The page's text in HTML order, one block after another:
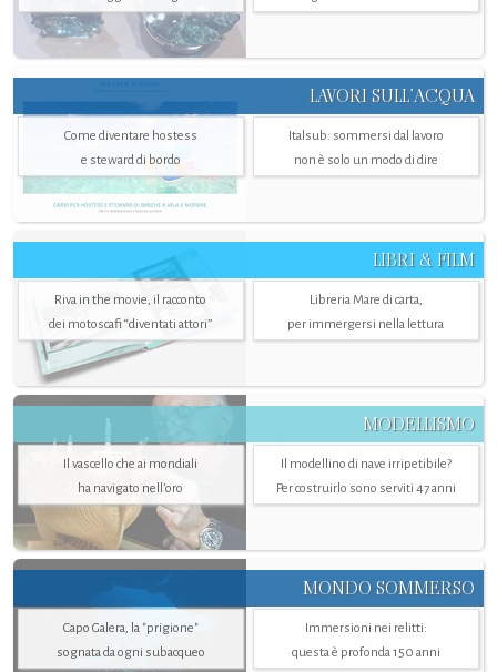
LAVORI SULL’ACQUA
Come diventare hostess
e steward di bordo
Italsub: sommersi dal lavoro
non è solo un modo di dire
LIBRI & FILM
Riva in the movie, il racconto
dei motoscafi “diventati attori”
Libreria Mare di carta,
per immergersi nella lettura
MODELLISMO
Il vascello che ai mondiali
ha navigato nell’oro
Il modellino di nave irripetibile?
Per costruirlo sono serviti 47 anni
MONDO SOMMERSO
Capo Galera, la "prigione"
sognata da ogni subacqueo
Immersioni nei relitti:
questa è profonda 150 anni